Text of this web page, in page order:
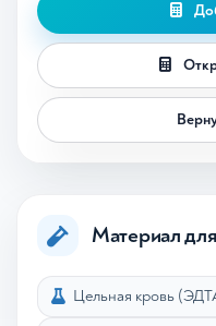
Материал
Цельная кровь